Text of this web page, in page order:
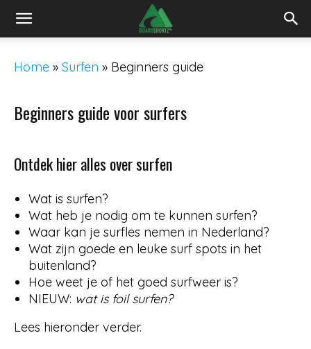
Home » Surfen » Beginners guide
Beginners guide voor surfers
Ontdek hier alles over surfen
Wat is surfen?
Wat heb je nodig om te kunnen surfen?
Waar kan je surfles nemen in Nederland?
Wat zijn goede en leuke surf spots in het
buitenland?
Hoe weet je of het goed surfweer is?
NIEUW: wat is foil surfen?
Lees hieronder verder.